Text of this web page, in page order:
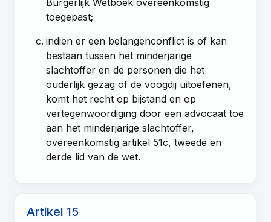
Burgerlijk Wetboek overeenkomstig
toegepast;
indien er een belangenconflict is of kan
bestaan tussen het minderjarige
slachtoffer en de personen die het
ouderlijk gezag of de voogdij uitoefenen,
komt het recht op bijstand en op
vertegenwoordiging door een advocaat toe
aan het minderjarige slachtoffer,
overeenkomstigartikel 51c, tweede en
derde lid van de wet.
Artikel 15